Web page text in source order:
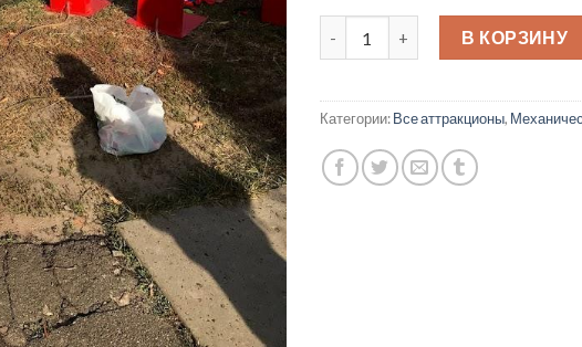
Количество товара Взрыватели 2
В КОРЗИНУ
Категории:Все аттракционы,